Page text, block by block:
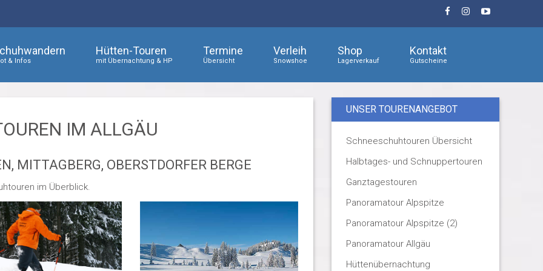
& Infos
Hütten-Touren
mit Übernachtung & HP
Termine
Übersicht
Verleih
Snowshoe
Shop
Lagerverkauf
Kontakt
Gutscheine
IM ALLGÄU
MITTAGBERG, OBERSTDORFER BERGE
im Überblick.
UNSER TOURENANGEBOT
Schneeschuhtouren Übersicht
Halbtages- und Schnuppertouren
Ganztagestouren
Panoramatour Alpspitze
Panoramatour Alpspitze (2)
Panoramatour Allgäu
Hüttenübernachtung